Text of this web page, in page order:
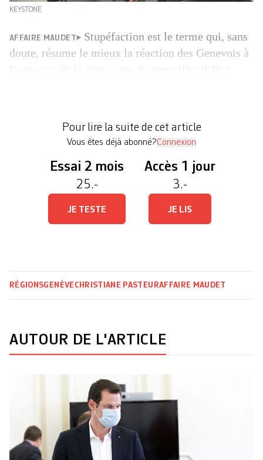
KEYSTONE
AFFAIRE MAUDET
Stupéfaction est le terme qui, sans
doute, résume le mieux la réaction des Genevois à
bataille judiciaire. Ce n’est pas aux tribunaux […]
Pour lire la suite de cet article
Vous êtes déjà abonné?Connexion
Essai 2 mois
25.-
JE TESTE
Accès 1 jour
3.-
JE LIS
RÉGIONSGENÈVE CHRISTIANE PASTEURAFFAIRE MAUDET
AUTOUR DE L'ARTICLE